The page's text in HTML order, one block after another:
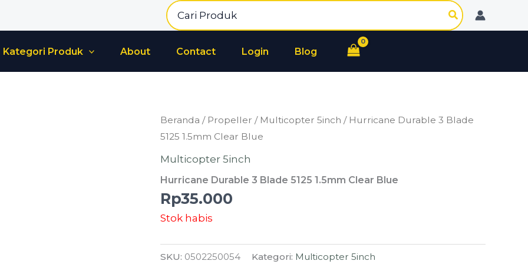
Search
for:
Kategori Produk About Contact Login Blog
Beranda / Propeller / Multicopter 5inch / Hurricane Durable 3 Blade
5125 1.5mm Clear Blue
Multicopter 5inch
Hurricane Durable 3 Blade 5125 1.5mm Clear Blue
Rp35.000
Stok habis
SKU: 0502250054 Kategori: Multicopter 5inch